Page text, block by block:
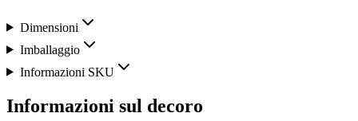
Dimensioni
Imballaggio
Informazioni SKU
Informazioni sul decoro